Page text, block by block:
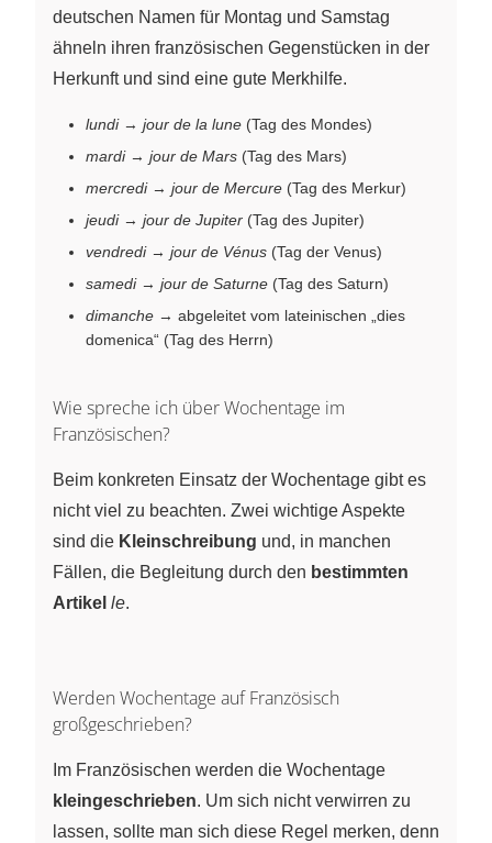
deutschen Namen für Montag und Samstag
ähneln ihren französischen Gegenstücken in der
Herkunft und sind eine gute Merkhilfe.
lundi→ jour de la lune (Tag des Mondes)
mardi→ jour de Mars (Tag des Mars)
mercredi→ jour de Mercure (Tag des Merkur)
jeudi→ jour de Jupiter (Tag des Jupiter)
vendredi→ jour de Vénus (Tag der Venus)
samedi→ jour de Saturne (Tag des Saturn)
dimanche → abgeleitet vom lateinischen „dies
domenica“ (Tag des Herrn)
Wie spreche ich über Wochentage im
Französischen?
Beim konkreten Einsatz der Wochentage gibt es
nicht viel zu beachten. Zwei wichtige Aspekte
sind die Kleinschreibung und, in manchen
Fällen, die Begleitung durch den bestimmten
Artikel le.
Werden Wochentage auf Französisch
großgeschrieben?
Im Französischen werden die Wochentage
kleingeschrieben. Um sich nicht verwirren zu
lassen, sollte man sich diese Regel merken, denn